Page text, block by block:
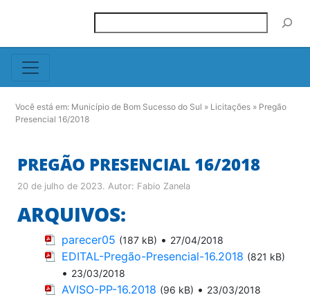
Você está em: Município de Bom Sucesso do Sul » Licitações » Pregão
Presencial 16/2018
PREGÃO PRESENCIAL 16/2018
20 de julho de 2023. Autor: Fabio Zanela
ARQUIVOS:
parecer05 (187 kB) • 27/04/2018
EDITAL-Pregão-Presencial-16.2018 (821 kB)
• 23/03/2018
AVISO-PP-16.2018 (96 kB) • 23/03/2018